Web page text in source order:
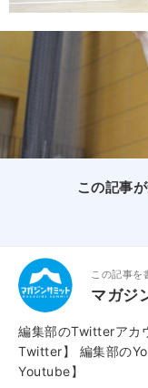
この記事
この記事を
マガジ
編集部のTwitterアカ
Twitter】
編集部の
Youtube】